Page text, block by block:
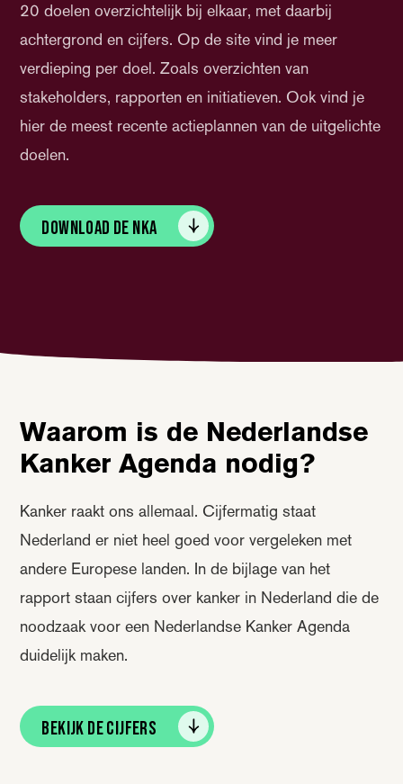
20 doelen overzichtelijk bij elkaar, met daarbij
achtergrond en cijfers. Op de site vind je meer
verdieping per doel. Zoals overzichten van
stakeholders, rapporten en initiatieven. Ook vind je
hier de meest recente actieplannen van de uitgelichte
doelen.
Download de NKA
Waarom is de Nederlandse
Kanker Agenda nodig?
Kanker raakt ons allemaal. Cijfermatig staat
Nederland er niet heel goed voor vergeleken met
andere Europese landen. In de bijlage van het
rapport staan cijfers over kanker in Nederland die de
noodzaak voor een Nederlandse Kanker Agenda
duidelijk maken.
Bekijk de cijfers